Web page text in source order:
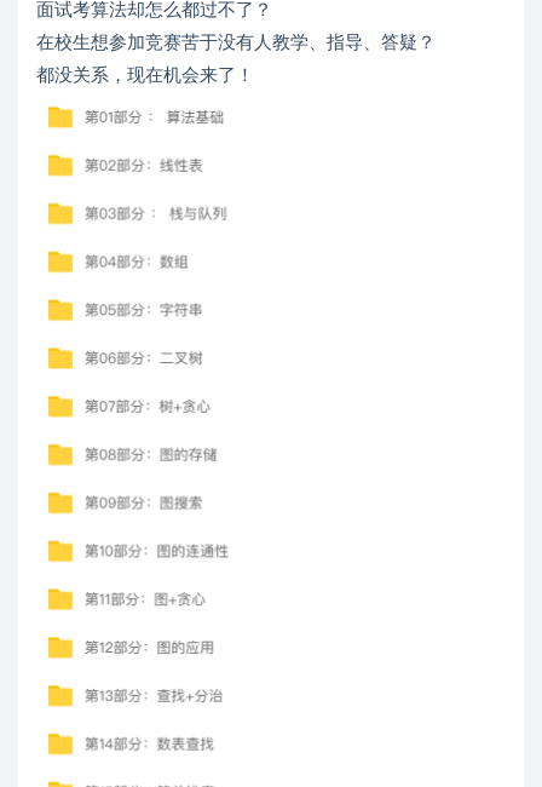
面试考算法却怎么都过不了？
在校生想参加竞赛苦于没有人教学、指导、答疑？
都没关系，现在机会来了！